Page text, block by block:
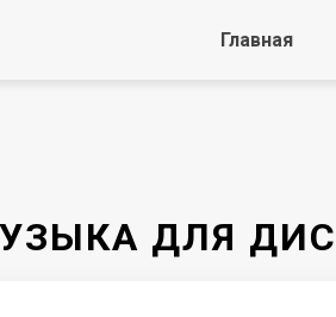
Главная
ДЛЯ